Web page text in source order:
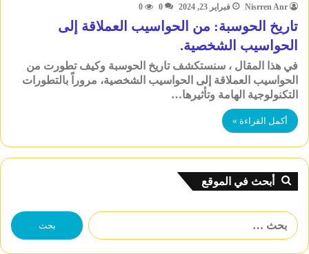
Nisrren Anr فبراير 23, 2024 0
0
تاريخ الحوسبة: من الحواسيب العملاقة إلى
الحواسيب الشخصية.
في هذا المقال ، سنستكشف تاريخ الحوسبة وكيف تطورت من
الحواسيب العملاقة إلى الحواسيب الشخصية، مروراً بالتطورات
التكنولوجية الهامة وتأثيرها…
أكمل القراءة »
أبحث في الموقع
البحث
عن: